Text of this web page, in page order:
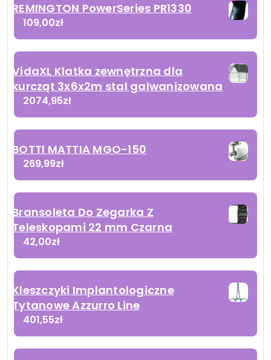
REMINGTON PowerSeries PR1330
109,00zł
VidaXL Klatka zewnętrzna dla
kurcząt 3x6x2m stal galwanizowana
2074,95zł
BOTTI MATTIA MGO-150
269,99zł
Bransoleta Do Zegarka Z
Teleskopami 22 mm Czarna
42,00zł
Kleszczyki Implantologiczne
Tytanowe Azzurro Line
401,55zł